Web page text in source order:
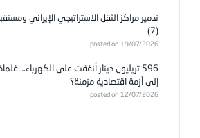
تدمير مراكز الثقل الاستراتيجي الإيراني
(7)
posted on 19/07/2026
596 تريليون دينار أُنفقت على الكهرباء…
إلى أزمة اقتصادية مزمنة؟
posted on 12/07/2026